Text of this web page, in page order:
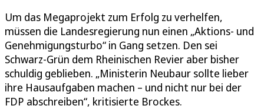
Um das Megaprojekt zum Erfolg zu verhelfen,
müssen die Landesregierung nun einen „Aktions- und
Genehmigungsturbo“ in Gang setzen. Den sei
Schwarz-Grün dem Rheinischen Revier aber bisher
schuldig geblieben. „Ministerin Neubaur sollte lieber
ihre Hausaufgaben machen – und nicht nur bei der
FDP abschreiben“, kritisierte Brockes.